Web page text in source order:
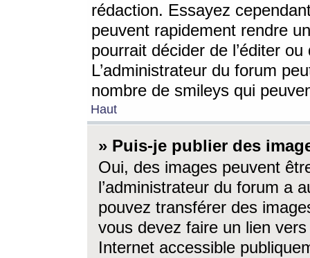
rédaction. Essayez
peuvent rapidement rendre
pourrait décider de l’éditer
L’administrateur du forum
nombre de smileys qui
Haut
» Puis-je publier des
Oui, des images peuvent
l’administrateur du forum a
pouvez transférer des
vous devez faire un lien
Internet accessible